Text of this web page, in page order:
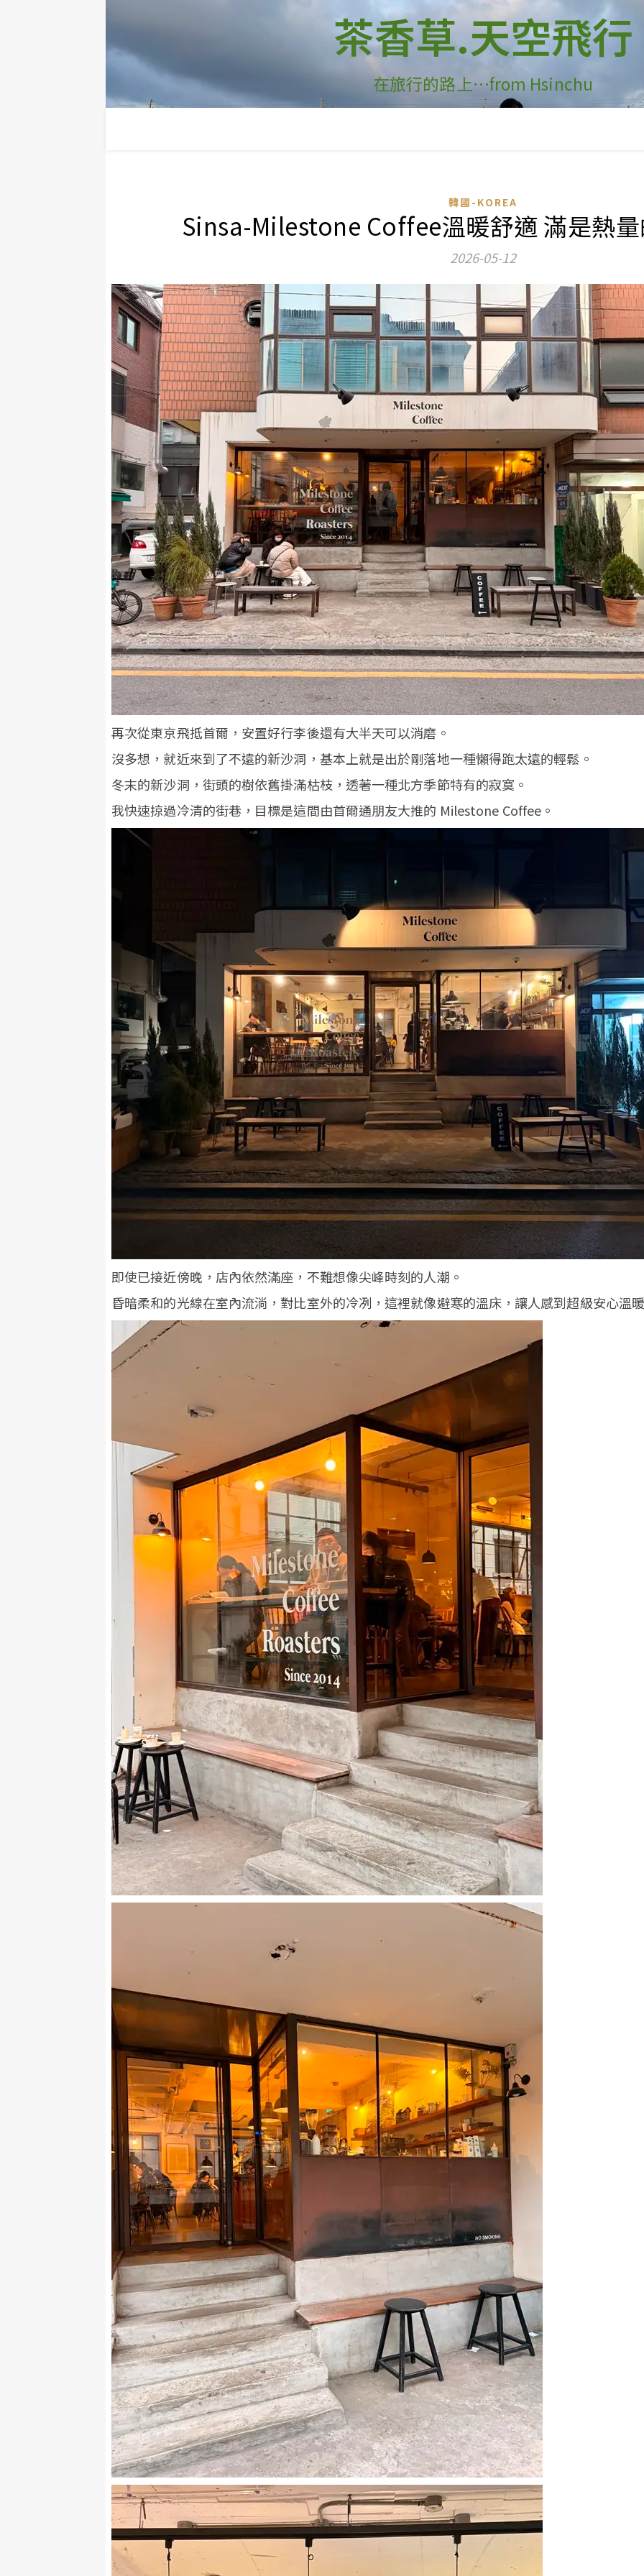
茶香草.天空飛行
在旅行的路上…from Hsinchu
韓國-KOREA
Sinsa-Milestone Coffee溫暖舒適 滿是熱
2026-05-12
再次從東京飛抵首爾，安置好行李後還有大半天可以消磨。
沒多想，就近來到了不遠的新沙洞，基本上就是出於剛落地一種懶得跑太遠的輕鬆。
冬末的新沙洞，街頭的樹依舊掛滿枯枝，透著一種北方季節特有的寂寞。
我快速掠過冷清的街巷，目標是這間由首爾通朋友大推的 Milestone Coffee。
即使已接近傍晚，店內依然滿座，不難想像尖峰時刻的人潮。
昏暗柔和的光線在室內流淌，對比室外的冷冽，這裡就像避寒的溫床，讓人感到超級安心溫